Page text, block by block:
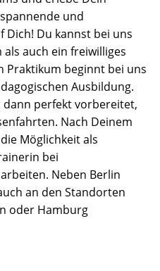
und
Dich! Du kannst bei uns
auch ein freiwilliges
Praktikum beginnt bei uns
Ausbildung.
dann perfekt vorbereitet,
Nach Deinem
Möglichkeit als
bei
Neben Berlin
an den Standorten
oder Hamburg